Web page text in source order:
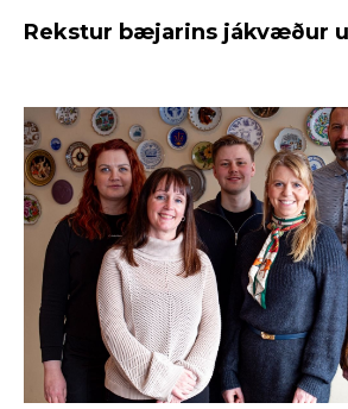
Rekstur bæjarins jákvæður